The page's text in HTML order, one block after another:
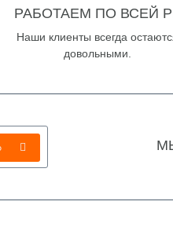
РАБОТАЕМ ПО ВСЕЙ
Наши клиенты всегда
довольными.